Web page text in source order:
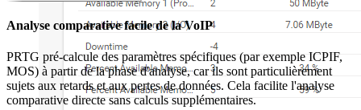
Analyse comparative facile de la VoIP
PRTG pré-calcule des paramètres spécifiques (par exemple ICPIF,
MOS) à partir de la phase d'analyse, car ils sont particulièrement
sujets aux retards et aux pertes de données. Cela facilite l'analyse
comparative directe sans calculs supplémentaires.